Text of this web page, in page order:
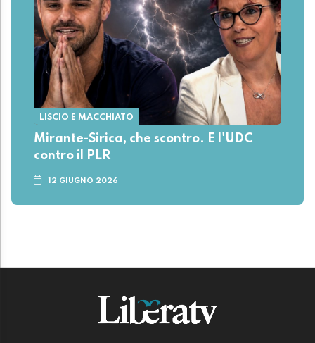
LISCIO E MACCHIATO
Mirante-Sirica, che scontro. E l'UDC
contro il PLR
12 GIUGNO 2026